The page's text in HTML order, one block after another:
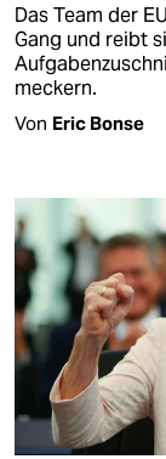
Das Team der
Gang und reibt
meckern.
Von Eric Bonse